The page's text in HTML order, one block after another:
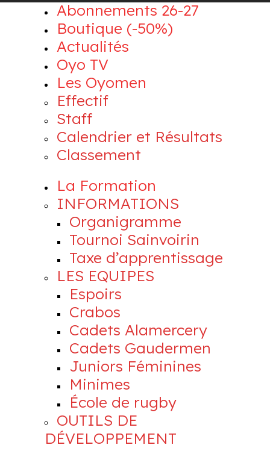
Abonnements 26-27
Boutique (-50%)
Actualités
Oyo TV
Les Oyomen
Effectif
Staff
Calendrier et Résultats
Classement
La Formation
INFORMATIONS
Organigramme
Tournoi Sainvoirin
Taxe d’apprentissage
LES EQUIPES
Espoirs
Crabos
Cadets Alamercery
Cadets Gaudermen
Juniors Féminines
Minimes
École de rugby
OUTILS DE
DÉVELOPPEMENT